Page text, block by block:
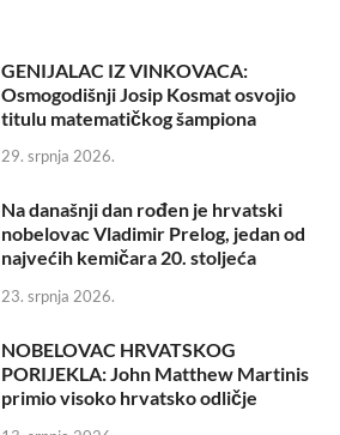
GENIJALAC IZ VINKOVACA:
Osmogodišnji Josip Kosmat osvojio
titulu matematičkog šampiona
29. srpnja 2026.
Na današnji dan rođen je hrvatski
nobelovac Vladimir Prelog, jedan od
najvećih kemičara 20. stoljeća
23. srpnja 2026.
NOBELOVAC HRVATSKOG
PORIJEKLA: John Matthew Martinis
primio visoko hrvatsko odličje